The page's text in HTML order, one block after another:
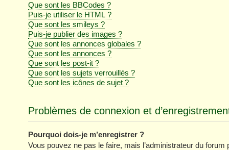
Que sont les BBCodes ?
Puis-je utiliser le HTML ?
Que sont les smileys ?
Puis-je publier des images ?
Que sont les annonces globales ?
Que sont les annonces ?
Que sont les post-it ?
Que sont les sujets verrouillés ?
Que sont les icônes de sujet ?
Problèmes de connexion et
Pourquoi dois-je m’enregistrer ?
Vous pouvez ne pas le faire, mais l’administrateur du